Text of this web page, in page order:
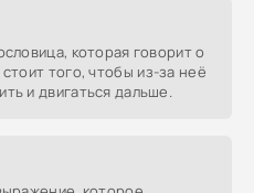
которая говорит о
того, чтобы из-за неё
и двигаться дальше.